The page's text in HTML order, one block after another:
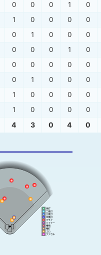
0 0 0 1 0
1 0 0 0 0
0 1 0 0 0
0 0 0 1 0
0 0 0 0 0
0 1 0 0 0
1 0 0 0 0
1 0 0 0 0
4 3 0 4 0